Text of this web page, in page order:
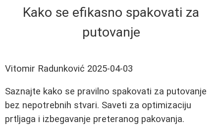
Kako se efikasno spakovati za
putovanje
Vitomir Radunković 2025-04-03
Saznajte kako se pravilno spakovati za putovanje
bez nepotrebnih stvari. Saveti za optimizaciju
prtljaga i izbegavanje preteranog pakovanja.